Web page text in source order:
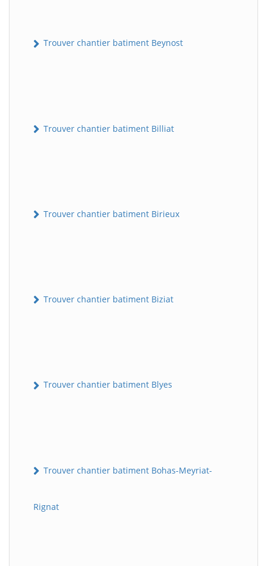
Trouver chantier batiment Beynost
Trouver chantier batiment Billiat
Trouver chantier batiment Birieux
Trouver chantier batiment Biziat
Trouver chantier batiment Blyes
Trouver chantier batiment Bohas-Meyriat-
Rignat